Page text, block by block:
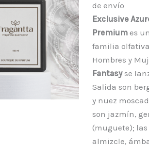
de envío
Exclusive
Premiumes
familia
Hombres y
Fantasyse
Salida son
y nuez
son jazmín,
(muguete); las
almizcle,